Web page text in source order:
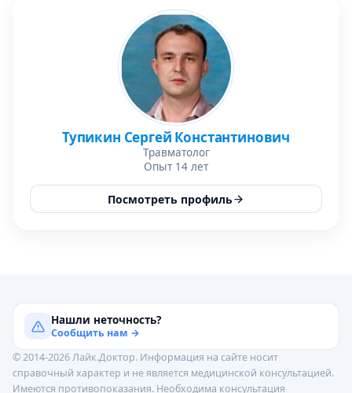
Тупикин Сергей Константинович
Травматолог
Опыт 14 лет
Посмотреть профиль
Нашли неточность?
Сообщить нам →
© 2014-2026 Лайк.Доктор. Информация на сайте носит
справочный характер и не является медицинской консультацией.
Имеются противопоказания. Необходима консультация